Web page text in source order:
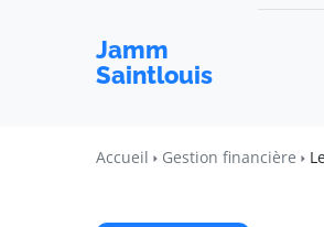
Jamm
Saintlouis
Accueil Gestion financière